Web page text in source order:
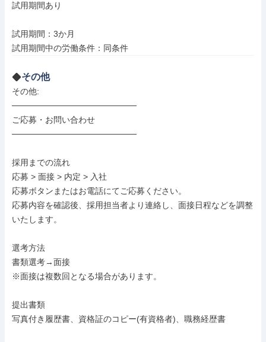
試用期間あり
試用期間：3か月
試用期間中の労働条件：同条件
その他
その他:
─────────────────────
ご応募・お問い合わせ
─────────────────────
採用までの流れ
応募 > 面接 > 内定 > 入社
応募ボタンまたはお電話にてご応募ください。
応募内容を確認後、採用担当者より連絡し、面接日程などを調整
いたします。
選考方法
書類選考→面接
※面接は複数回となる場合があります。
提出書類
写真付き履歴書、資格証のコピー(有資格者)、職務経歴書